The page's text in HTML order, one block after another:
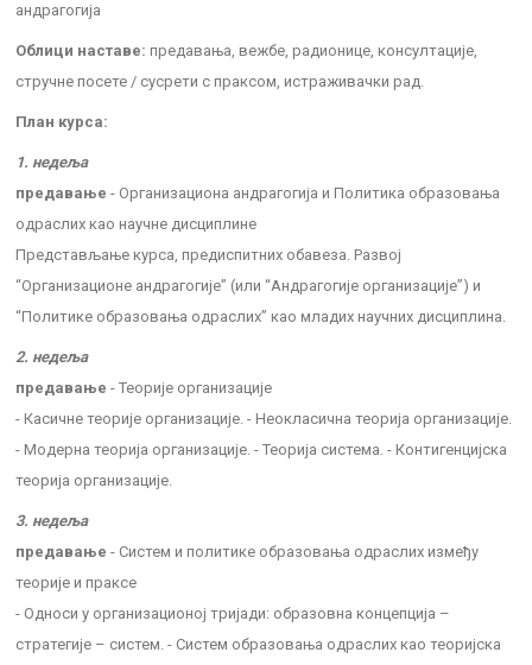
андрагогија
Облици наставе: предавања, вежбе, радионице, консултације,
стручне посете / сусрети с праксом, истраживачки рад.
План курса:
1. недеља
предавање - Организационa андрагогијa и Политикa образовања
одраслих као научне дисциплине
Представљање курса, предиспитних обавеза. Развој
“Организационе андрагогије” (или “Андрагогије организације”) и
“Политике образовања одраслих” као младих научних дисциплина.
2. недеља
предавање - Теорије организације
- Касичне теорије организације. - Неокласична теорија организације.
- Модерна теорија организације. - Теорија система. - Контигенцијска
теорија организације.
3. недеља
предавање - Систем и политике образовања одраслих између
теорије и праксе
- Односи у организационој тријади: образовна концепција –
стратегије – систем. - Систем образовања одраслих као теоријска